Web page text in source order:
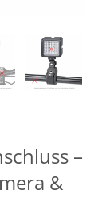
–
&